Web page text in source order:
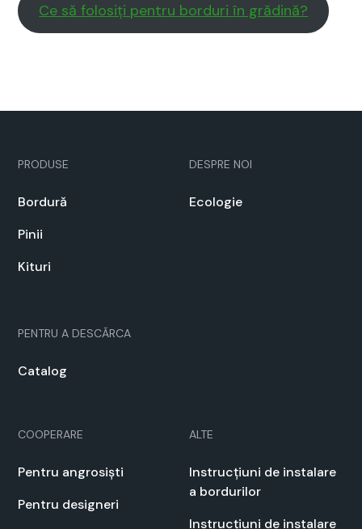
Ce să folosiți pen­tru bor­duri în grăd­ină?
PRODUSE
Bor­dură
Pinii
Kituri
DESPRE NOI
Ecolo­gie
PEN­TRU A DESCĂR­CA
Cat­a­log
COOPERARE
Pen­tru angrosiști
Pen­tru designeri
ALTE
Instrucți­u­ni de insta­lare
a bor­durilor
Instrucți­u­ni de insta­lare